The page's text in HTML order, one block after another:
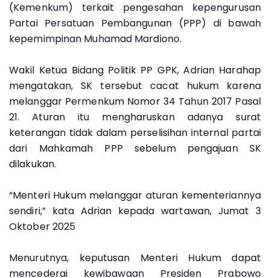
(Kemenkum) terkait pengesahan kepengurusan
Partai Persatuan Pembangunan (PPP) di bawah
kepemimpinan Muhamad Mardiono.
Wakil Ketua Bidang Politik PP GPK, Adrian Harahap
mengatakan, SK tersebut cacat hukum karena
melanggar Permenkum Nomor 34 Tahun 2017 Pasal
21. Aturan itu mengharuskan adanya surat
keterangan tidak dalam perselisihan internal partai
dari Mahkamah PPP sebelum pengajuan SK
dilakukan.
“Menteri Hukum melanggar aturan kementeriannya
sendiri,” kata Adrian kepada wartawan, Jumat 3
Oktober 2025
Menurutnya, keputusan Menteri Hukum dapat
mencederai kewibawaan Presiden Prabowo